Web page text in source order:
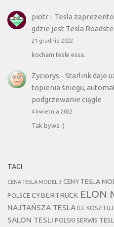
piotr- Tesla
gdzie jest Tesla
21 grudnia 2022
kocham tesle essa.
Życiorys - Starlink daje
topienia śniegu,
podgrzewanie ciągłe
4 kwietnia 2022
Tak bywa :)
TAGI
CENA TESLA MODEL 3 CENY TESLA
POLSCE CYBERTRUCK ELON
NAJTAŃSZA TESLA ILE
SALON TESLI POLSKI SERWIS TESLI